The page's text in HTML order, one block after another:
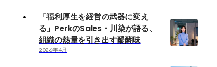
「福利厚生を経営の武器に変え
る」PerkのSales・川染が語る、
組織の熱量を引き出す醍醐味
2026年4月